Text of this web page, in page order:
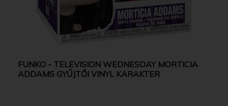
FUNKO - TELEVISION WEDNESDAY MORTICIA
ADDAMS GYŰJTŐI VINYL KARAKTER